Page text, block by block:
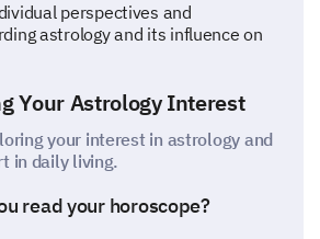
perspectives and
astrology and its influence on
Your Astrology Interest
your interest in astrology and
in daily living.
read your horoscope?